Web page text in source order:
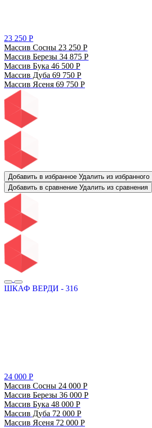
23 250 Р
Массив Сосны 23 250 Р
Массив Березы 34 875 Р
Массив Бука 46 500 Р
Массив Дуба 69 750 Р
Массив Ясеня 69 750 Р
Добавить в избранное Удалить из избранного
Добавить в сравнение Удалить из сравнения
ШКАФ ВЕРДИ - 316
24 000 Р
Массив Сосны 24 000 Р
Массив Березы 36 000 Р
Массив Бука 48 000 Р
Массив Дуба 72 000 Р
Массив Ясеня 72 000 Р